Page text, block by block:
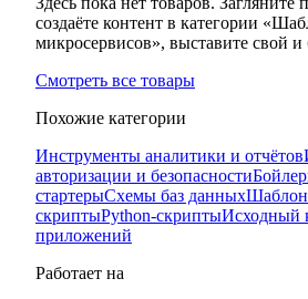
создаёте контент в категории
микросервисов», выставите свой и
Смотреть все товары
Похожие категории
Инструменты аналитики и отчётов
авторизации и безопасности
стартерыСхемы баз данных
скриптыPython-скриптыИсходный
приложений
Работает на